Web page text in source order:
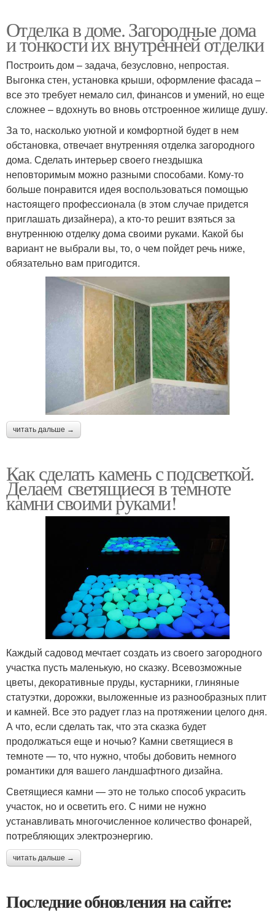
Отделка в доме. Загородные дома
и тонкости их внутренней отделки
Построить дом – задача, безусловно, непростая.
Выгонка стен, установка крыши, оформление фасада –
все это требует немало сил, финансов и умений, но еще
сложнее – вдохнуть во вновь отстроенное жилище душу.
За то, насколько уютной и комфортной будет в нем
обстановка, отвечает внутренняя отделка загородного
дома. Сделать интерьер своего гнездышка
неповторимым можно разными способами. Кому-то
больше понравится идея воспользоваться помощью
настоящего профессионала (в этом случае придется
приглашать дизайнера), а кто-то решит взяться за
внутреннюю отделку дома своими руками. Какой бы
вариант не выбрали вы, то, о чем пойдет речь ниже,
обязательно вам пригодится.
читать дальше →
Как сделать камень с подсветкой.
Делаем светящиеся в темноте
камни своими руками!
Каждый садовод мечтает создать из своего загородного
участка пусть маленькую, но сказку. Всевозможные
цветы, декоративные пруды, кустарники, глиняные
статуэтки, дорожки, выложенные из разнообразных плит
и камней. Все это радует глаз на протяжении целого дня.
А что, если сделать так, что эта сказка будет
продолжаться еще и ночью? Камни светящиеся в
темноте — то, что нужно, чтобы добовить немного
романтики для вашего ландшафтного дизайна.
Светящиеся камни — это не только способ украсить
участок, но и осветить его. С ними не нужно
устанавливать многочисленное количество фонарей,
потребляющих электроэнергию.
читать дальше →
Последние обновления на сайте: